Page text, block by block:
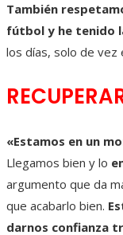
También
fútbol y he tenido
los días, solo de vez
«Estamos en un
Llegamos bien y lo
argumento que da
que acabarlo bien.
darnos confianza